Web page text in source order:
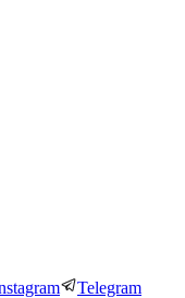
Telegram